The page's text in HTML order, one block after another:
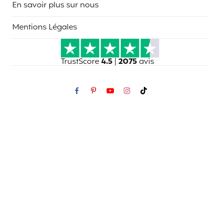
En savoir plus sur nous
Mentions Légales
TrustScore4.5 | 2075avis